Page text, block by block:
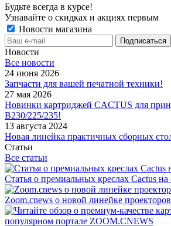
Будьте всегда в курсе!
Узнавайте о скидках и акциях первым
Новости магазина
Новости
Все новости
24 июня 2026
Запчасти для вашей печатной техники!
27 мая 2026
Новинки картриджей CACTUS для
B230/225/235!
13 августа 2024
Новая линейка практичных сборных
Статьи
Все статьи
Статья о премиальных креслах Cactus
Zoom.cnews о новой линейке